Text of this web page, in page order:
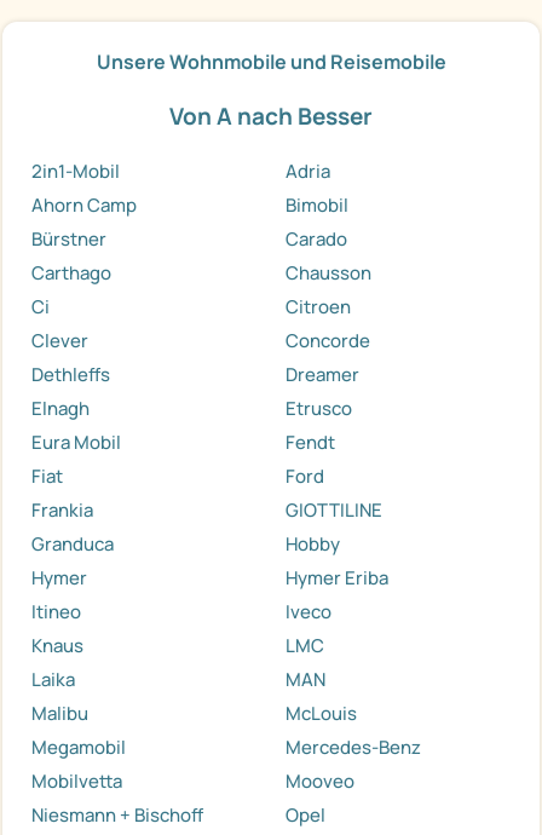
Unsere Wohnmobile und Reisemobile
Von A nach Besser
2in1-Mobil
Adria
Ahorn Camp
Bimobil
Bürstner
Carado
Carthago
Chausson
Ci
Citroen
Clever
Concorde
Dethleffs
Dreamer
Elnagh
Etrusco
Eura Mobil
Fendt
Fiat
Ford
Frankia
GIOTTILINE
Granduca
Hobby
Hymer
Hymer Eriba
Itineo
Iveco
Knaus
LMC
Laika
MAN
Malibu
McLouis
Megamobil
Mercedes-Benz
Mobilvetta
Mooveo
Niesmann + Bischoff
Opel